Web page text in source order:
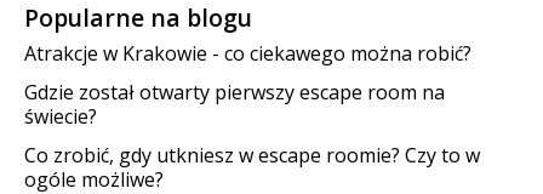
Popularne na blogu
Atrakcje w Krakowie - co ciekawego można robić?
Gdzie został otwarty pierwszy escape room na
świecie?
Co zrobić, gdy utkniesz w escape roomie? Czy to w
ogóle możliwe?